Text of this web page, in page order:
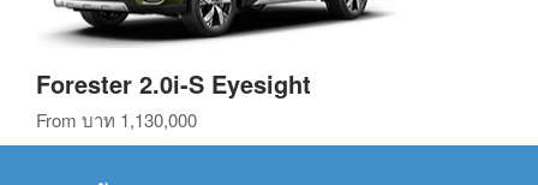
Forester 2.0i-S Eyesight
From บาท 1,130,000